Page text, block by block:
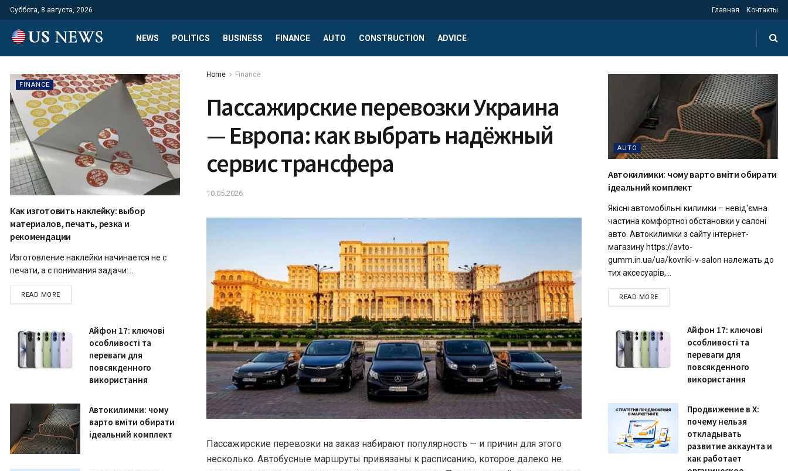
Суббота, 8 августа, 2026 Главная Контакты
NEWS POLITICS BUSINESS FINANCE AUTO CONSTRUCTION ADVICE
Home Finance
Пассажирские перевозки Украина
— Европа: как выбрать надёжный
сервис трансфера
10.05.2026
Пассажирские перевозки на заказ набирают популярность — и причин для этого
несколько. Автобусные маршруты привязаны к расписанию, которое далеко не
FINANCE
Как изготовить наклейку: выбор
материалов, печать, резка и
рекомендации
Изготовление наклейки начинается не с
печати, а с понимания задачи:...
READ MORE
Айфон 17: ключові
особливості та
переваги для
повсякденного
використання
Автокилимки: чому
варто вміти обирати
ідеальний комплект
AUTO
Автокилимки: чому варто вміти обирати
ідеальний комплект
Якісні автомобільні килимки – невід'ємна
частина комфортної обстановки у салоні
авто. Автокилимки з сайту інтернет-
магазину https://avto-
gumm.in.ua/ua/kovriki-v-salon належать до
тих аксесуарів,...
READ MORE
Айфон 17: ключові
особливості та
переваги для
повсякденного
використання
Продвижение в X:
почему нельзя
откладывать
развитие аккаунта и
как работает